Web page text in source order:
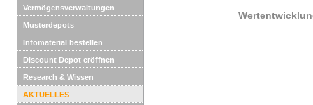
Vermögensverwaltungen
Musterdepots
Infomaterial bestellen
Discount Depot eröffnen
Research & Wissen
AKTUELLES